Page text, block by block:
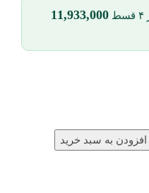
11,933,000
افزودن به سبد خرید